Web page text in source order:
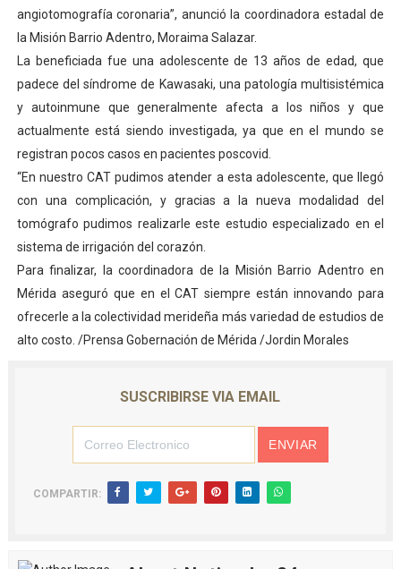
Complejo Educativo Talento Deportivo lanza Plan
Arnaldo Sánchez reinaugura Parque Recreacional
Corposalud inició talleres para aspirantes al curso de
angiotomografía coronaria”, anunció la coordinadora estadal de
la Misión Barrio Adentro, Moraima Salazar.
La beneficiada fue una adolescente de 13 años de edad, que
padece del síndrome de Kawasaki, una patología multisistémica
y autoinmune que generalmente afecta a los niños y que
actualmente está siendo investigada, ya que en el mundo se
registran pocos casos en pacientes poscovid.
“En nuestro CAT pudimos atender a esta adolescente, que llegó
con una complicación, y gracias a la nueva modalidad del
tomógrafo pudimos realizarle este estudio especializado en el
sistema de irrigación del corazón.
Para finalizar, la coordinadora de la Misión Barrio Adentro en
Mérida aseguró que en el CAT siempre están innovando para
ofrecerle a la colectividad merideña más variedad de estudios de
alto costo. /Prensa Gobernación de Mérida /Jordin Morales
SUSCRIBIRSE VIA EMAIL
COMPARTIR: